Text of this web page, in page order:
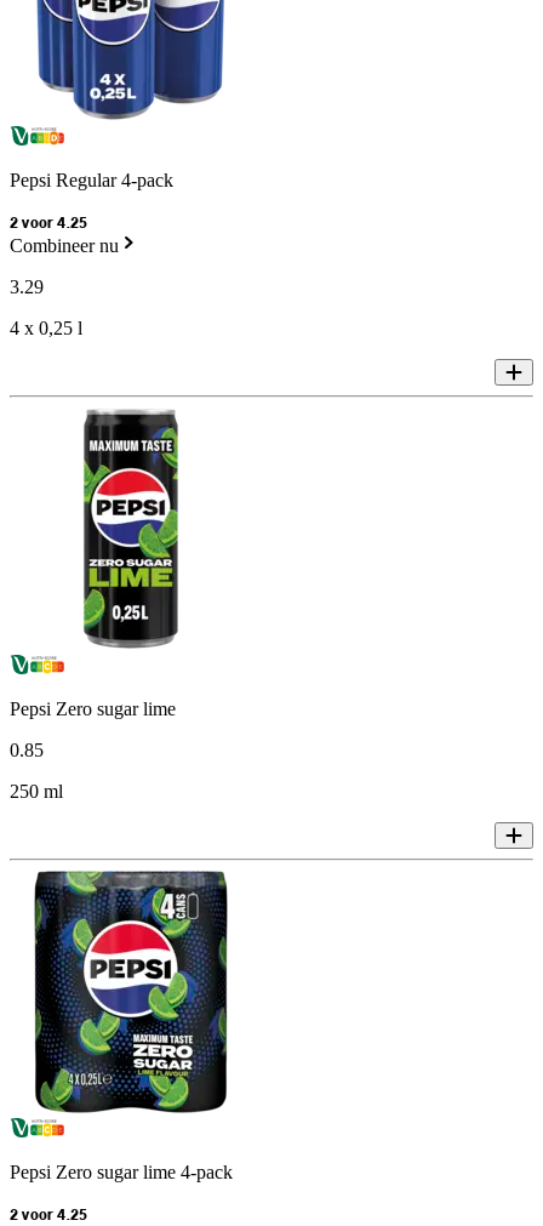
Pepsi Regular 4-pack
2 voor 4.25
Combineer nu
3.29
4 x 0,25 l
Pepsi Zero sugar lime
0.85
250 ml
Pepsi Zero sugar lime 4-pack
2 voor 4.25